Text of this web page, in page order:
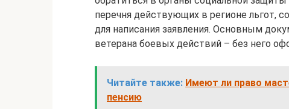
перечня действующих в регионе льгот,
для написания заявления. Основным
ветерана боевых действий – без него
Читайте также: Имеют ли право
пенсию